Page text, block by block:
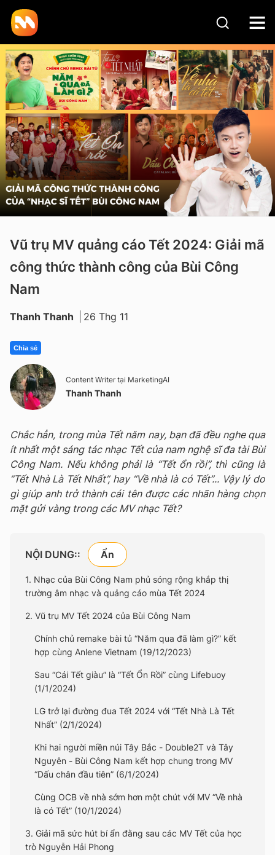
Vũ trụ MV quảng cáo Tết 2024: Giải mã
công thức thành công của Bùi Công
Nam
Thanh Thanh 26 Thg 11
Chia sẻ
Content Writer tại MarketingAI
Thanh Thanh
Chắc hẳn, trong mùa Tết năm nay, bạn đã đều nghe qua
ít nhất một sáng tác nhạc Tết của nam nghệ sĩ đa tài Bùi
Công Nam. Nếu không phải là “Tết ổn rồi”, thì cũng là
“Tết Nhà Là Tết Nhất”, hay “Về nhà là có Tết”... Vậy lý do
gì giúp anh trở thành cái tên được các nhãn hàng chọn
mặt gửi vàng trong các MV nhạc Tết?
NỘI DUNG::
1. Nhạc của Bùi Công Nam phủ sóng rộng khắp thị
trường âm nhạc và quảng cáo mùa Tết 2024
2. Vũ trụ MV Tết 2024 của Bùi Công Nam
Chính chủ remake bài tủ “Năm qua đã làm gì?” kết
hợp cùng Anlene Vietnam (19/12/2023)
Sau “Cái Tết giàu” là “Tết Ổn Rồi” cùng Lifebuoy
(1/1/2024)
LG trở lại đường đua Tết 2024 với “Tết Nhà Là Tết
Nhất” (2/1/2024)
Khi hai người miền núi Tây Bắc - Double2T và Tây
Nguyên - Bùi Công Nam kết hợp chung trong MV
“Dấu chân đầu tiên” (6/1/2024)
Cùng OCB về nhà sớm hơn một chút với MV “Về nhà
là có Tết” (10/1/2024)
3. Giải mã sức hút bí ẩn đằng sau các MV Tết của học
trò Nguyễn Hải Phong